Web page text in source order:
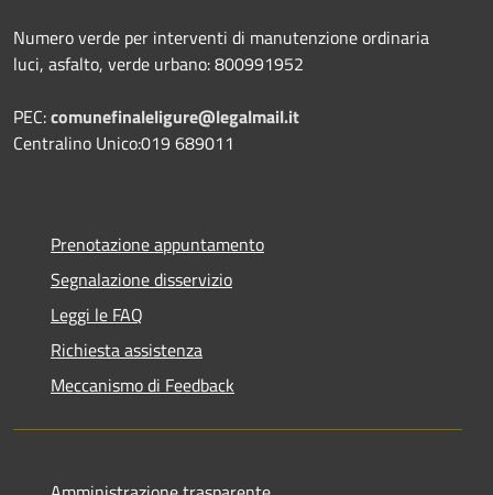
Numero verde per interventi di manutenzione ordinaria
luci, asfalto, verde urbano: 800991952
PEC:comunefinaleligure@legalmail.it
Centralino Unico:019 689011
Prenotazione appuntamento
Segnalazione disservizio
Leggi le FAQ
Richiesta assistenza
Meccanismo di Feedback